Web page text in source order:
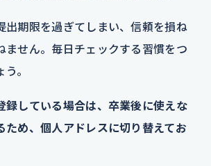
出期限を過ぎてしまい、信頼を損ね
ません。毎日チェックする習慣をつ
。
録している場合は、卒業後に使えな
ため、個人アドレスに切り替えてお